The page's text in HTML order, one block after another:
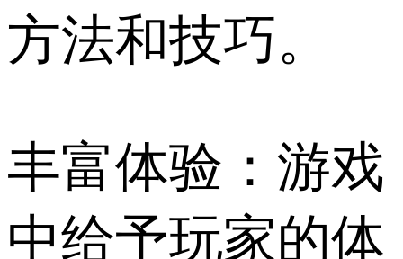
方法和技巧。
丰富体验：游戏
中给予玩家的体